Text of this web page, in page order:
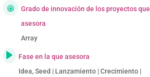
Grado de innovación de los proyectos que
asesora
Array
Fase en la que asesora
Idea, Seed | Lanzamiento | Crecimiento |